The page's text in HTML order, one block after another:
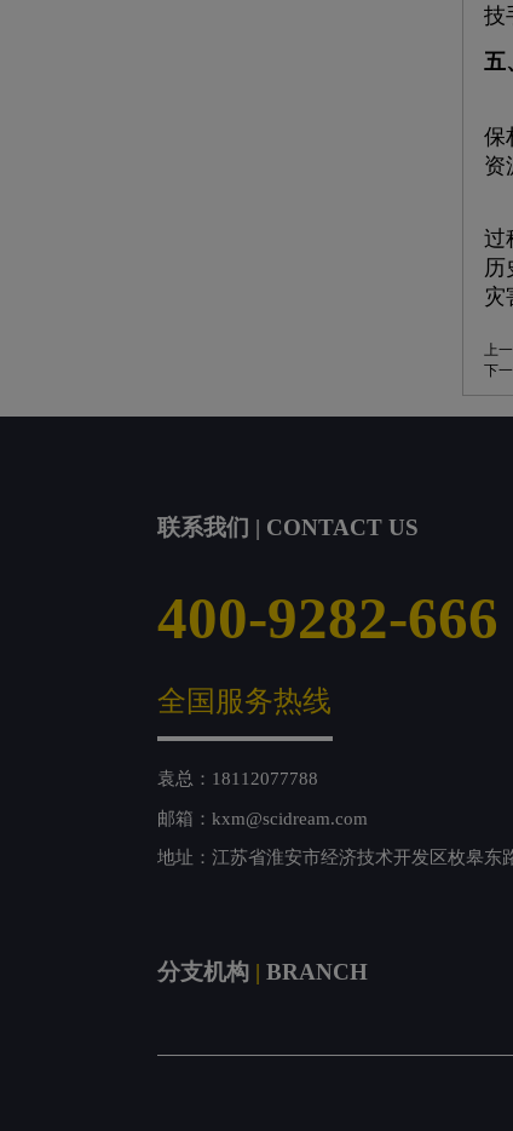
技
五
保
资
过
历
灾
上
下
联系我们 | CONTACT US
400-9282-666
全国服务热线
袁总：18112077788
邮箱：kxm@scidream.com
地址：江苏省淮安市经济技术开发区枚皋东
分支机构 | BRANCH